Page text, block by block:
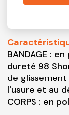
BANDAGE :
dureté 98
de
l'usure et au
CORPS : en